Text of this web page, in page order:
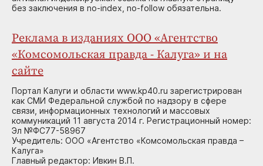
без заключения в no-index, no-follow обязательна.
Реклама в изданиях ООО «Агентство
«Комсомольская правда - Калуга» и на
сайте
Портал Калуги и области www.kp40.ru зарегистрирован
как СМИ Федеральной службой по надзору в сфере
связи, информационных технологий и массовых
коммуникаций 11 августа 2014 г. Регистрационный номер:
Эл №ФС77-58967
Учредитель: ООО «Агентство «Комсомольская правда –
Калуга»
Главный редактор: Ивкин В.П.